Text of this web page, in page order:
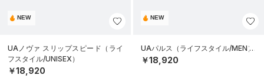
NEW
UAノヴァ スリップスピード（ライ
フスタイル/UNISEX）
￥18,920
NEW
UAパルス（ライフスタイル/MEN）
￥18,920